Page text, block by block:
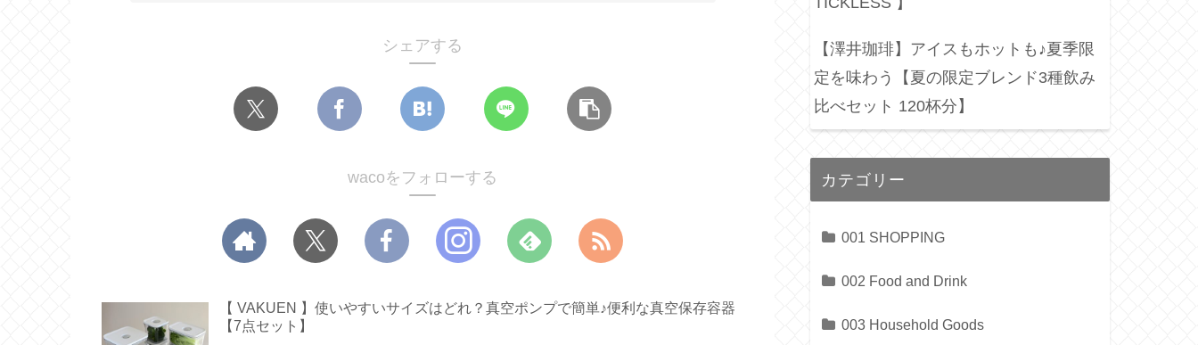
シェアする
wacoをフォローする
【 VAKUEN 】使いやすいサイズはどれ？真空ポンプで簡単♪便利な真空保存容器
【7点セット】
【澤井珈琲】アイスもホットも♪夏季限
定を味わう【夏の限定ブレンド3種飲み
比べセット 120杯分】
カテゴリー
001 SHOPPING
002 Food and Drink
003 Household Goods